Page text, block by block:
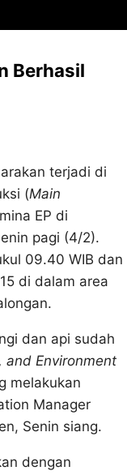
Berhasil
terjadi di
(Main
EP di
pagi (4/2).
09.40 WIB dan
di dalam area
dan api sudah
and Environment
melakukan
Manager
Senin siang.
dengan